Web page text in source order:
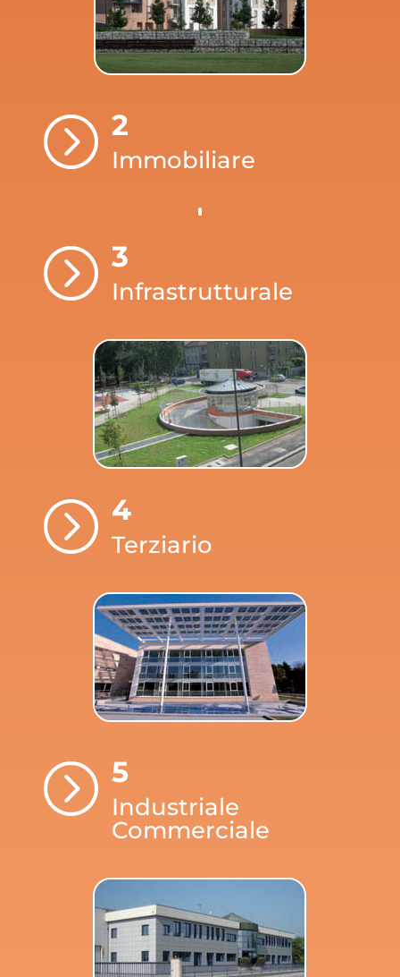
= 2
Immobiliare
= 3
Infrastrutturale
= 4
Terziario
= 5
Industriale
Commerciale